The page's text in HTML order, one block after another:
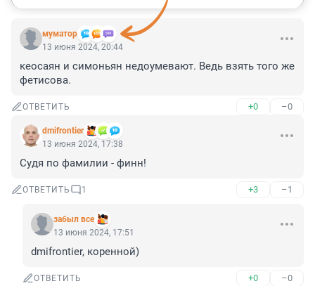
муматор
13 июня 2024, 20:44
кеосаян и симоньян недоумевают. Ведь взять того же
фетисова.
ОТВЕТИТЬ +0 –0
dmifrontier
13 июня 2024, 17:38
Судя по фамилии - финн!
ОТВЕТИТЬ 1 +3 –1
забыл все
13 июня 2024, 17:51
dmifrontier, коренной)
ОТВЕТИТЬ +0 –0